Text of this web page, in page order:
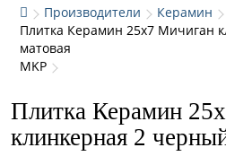
Производители Керамин
Плитка Керамин 25x7 Мичиган
матовая
MKP
Плитка Керамин
клинкерная 2